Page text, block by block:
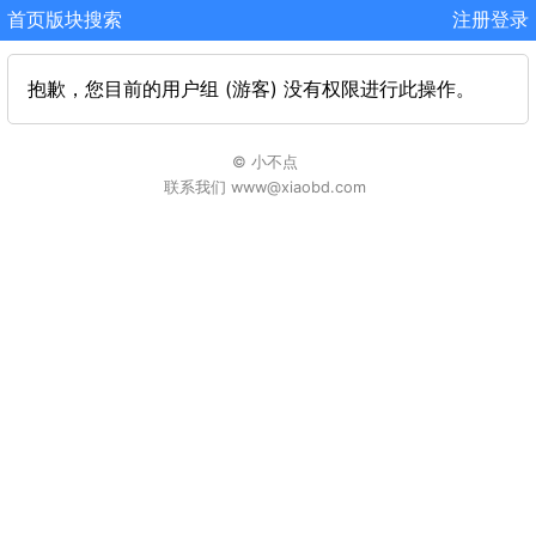
首页版块搜索 注册登录
抱歉，您目前的用户组 (游客) 没有权限进行此操作。
© 小不点
联系我们 www@xiaobd.com